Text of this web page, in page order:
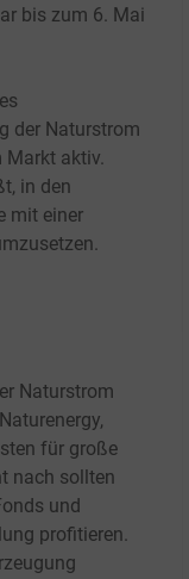
bis zum 6. Mai
der Naturstrom
Markt aktiv.
in den
mit einer
Naturstrom
für große
nach sollten
und
profitieren.